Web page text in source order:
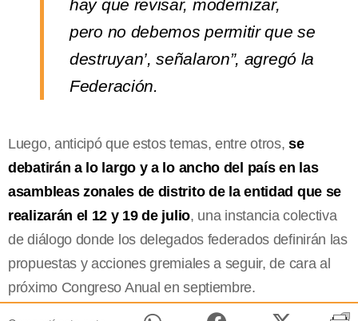
hay que revisar, modernizar,
pero no debemos permitir que se
destruyan’, señalaron”, agregó la
Federación.
Luego, anticipó que estos temas, entre otros, se
debatirán a lo largo y a lo ancho del país en las
asambleas zonales de distrito de la entidad que se
realizarán el 12 y 19 de julio, una instancia colectiva
de diálogo donde los delegados federados definirán las
propuestas y acciones gremiales a seguir, de cara al
próximo Congreso Anual en septiembre.